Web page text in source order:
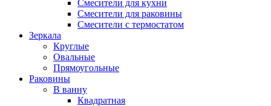
Смесители для кухни
Смесители для раковины
Смесители с термостатом
Зеркала
Круглые
Овальные
Прямоугольные
Раковины
В ванну
Квадратная